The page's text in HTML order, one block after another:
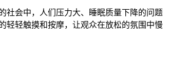
社会中，人们压力大、睡眠质量下降的问题
轻轻触摸和按摩，让观众在放松的氛围中慢